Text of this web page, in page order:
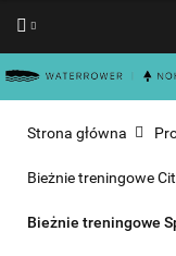
Strona główna
Bieżnie treningowe
Bieżnie treningowe